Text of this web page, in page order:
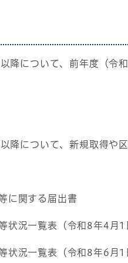
降について、前年度（
以降について、新規取
に関する届出書
況一覧表（令和8年4月1
況一覧表（令和8年6月1